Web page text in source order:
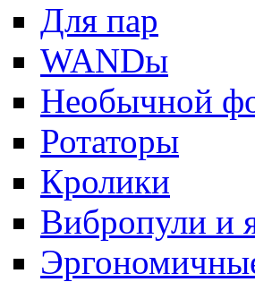
Для пар
WANDы
Необычной
Ротаторы
Кролики
Вибропули и